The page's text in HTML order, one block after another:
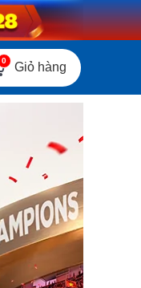
0 Giỏ hàng